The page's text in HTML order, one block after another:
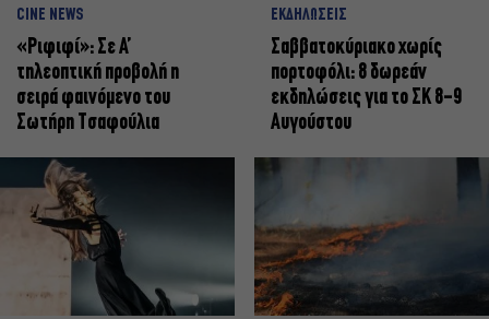
CINE NEWS
«Ριφιφί»: Σε Α’
τηλεοπτική προβολή η
σειρά φαινόμενο του
Σωτήρη Τσαφούλια
ΕΚΔΗΛΩΣΕΙΣ
Σαββατοκύριακο χωρίς
πορτοφόλι: 8 δωρεάν
εκδηλώσεις για το ΣΚ 8-9
Αυγούστου